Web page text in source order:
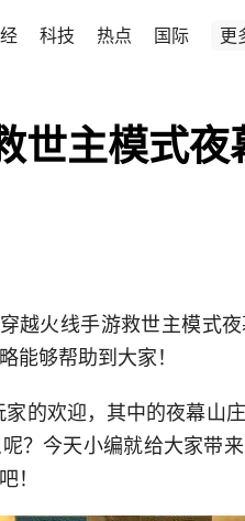
科技 热点 国际 更
世主模式
越火线手游救世主模式
能够帮助到大家！
的欢迎，其中的夜幕山
？今天小编就给大家带
！